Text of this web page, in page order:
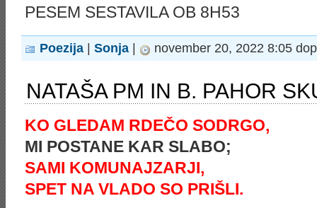
PESEM SESTAVILA OB 8H53
Poezija Sonja november 20, 2022 8:05
NATAŠA PM IN B. PAHOR
KO GLEDAM RDEČO SODRGO,
MI POSTANE KAR SLABO;
SAMI KOMUNAJZARJI,
SPET NA VLADO SO PRIŠLI.